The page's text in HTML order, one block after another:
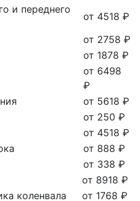
и переднего
от 4518 ₽
от 2758 ₽
от 1878 ₽
от 6498
₽
от 5618 ₽
от 250 ₽
от 4518 ₽
от 888 ₽
от 338 ₽
от 8918 ₽
коленвала
от 1768 ₽